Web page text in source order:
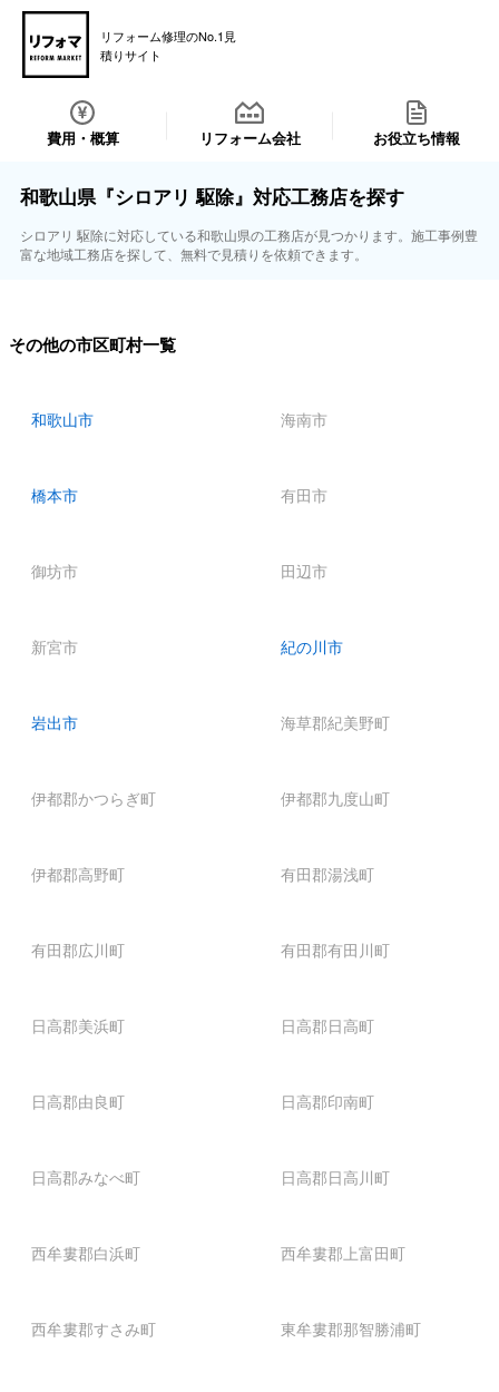
リフォーム修理のNo.1見
積りサイト
費用・概算 リフォーム会社 お役立ち情報
和歌山県『シロアリ 駆除』対応工務店を探す
シロアリ 駆除に対応している和歌山県の工務店が見つかります。施工事例豊
富な地域工務店を探して、無料で見積りを依頼できます。
その他の市区町村一覧
和歌山市 海南市
橋本市 有田市
御坊市 田辺市
新宮市 紀の川市
岩出市 海草郡紀美野町
伊都郡かつらぎ町 伊都郡九度山町
伊都郡高野町 有田郡湯浅町
有田郡広川町 有田郡有田川町
日高郡美浜町 日高郡日高町
日高郡由良町 日高郡印南町
日高郡みなべ町 日高郡日高川町
西牟婁郡白浜町 西牟婁郡上富田町
西牟婁郡すさみ町 東牟婁郡那智勝浦町